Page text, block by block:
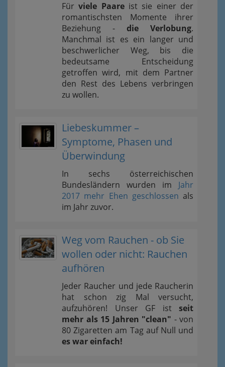
Fürviele Paareist sie einer der
romantischsten Momente ihrer
Beziehung - die Verlobung.
Manchmal ist es ein langer und
beschwerlicher Weg, bis die
bedeutsame Entscheidung
getroffen wird, mit dem Partner
den Rest des Lebens verbringen
zu wollen.
Liebeskummer –
Symptome, Phasen und
Überwindung
In sechs österreichischen
Bundesländern wurden im Jahr
2017 mehr Ehen geschlossen als
im Jahr zuvor.
Weg vom Rauchen - ob Sie
wollen oder nicht: Rauchen
aufhören
Jeder Raucher und jede Raucherin
hat schon zig Mal versucht,
aufzuhören! Unser GF ist seit
mehr als 15 Jahren "clean" - von
80 Zigaretten am Tag auf Null und
es war einfach!